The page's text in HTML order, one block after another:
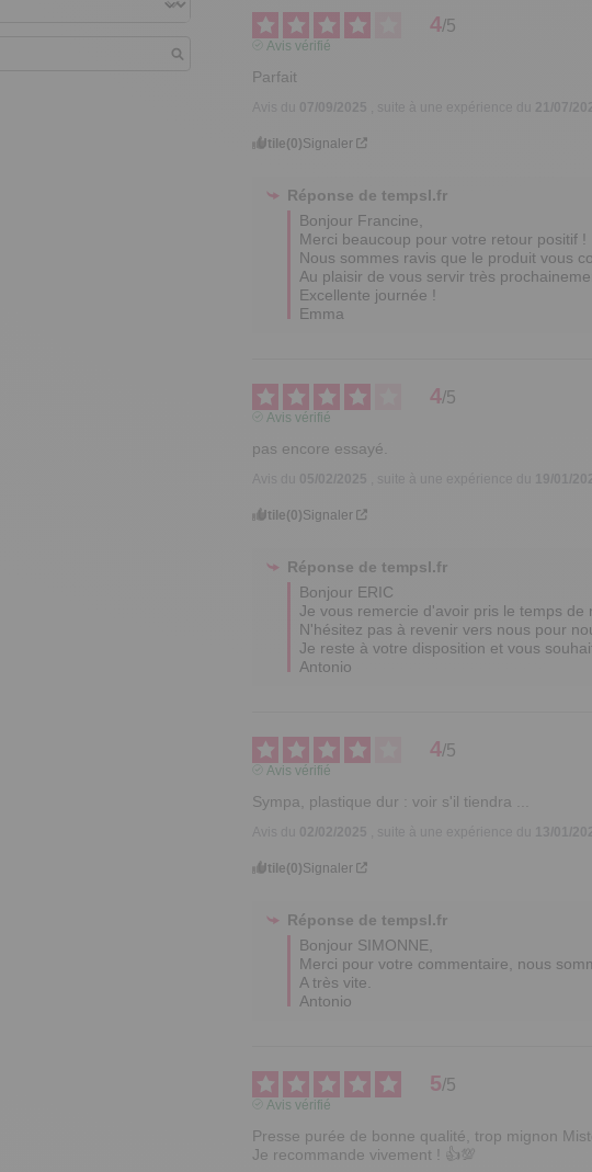
4/5
Avis vérifié
Parfait
07/09/2025 21/07/
Utile(0)Signaler
Réponse detempsl.fr
Bonjour Francine,
Merci beaucoup pour votre retour positif !
Nous sommes ravis que le produit vous
Au plaisir de vous servir très
Excellente journée !
Emma
4/5
Avis vérifié
pas encore essayé.
05/02/2025 , suite à une expérience du 19/01/
Utile(0)Signaler
Réponse detempsl.fr
Bonjour ERIC
Je vous remercie d'avoir pris le temps de
N'hésitez pas à revenir vers nous pour
Je reste à votre disposition et vous
Antonio
4/5
Avis vérifié
Sympa, plastique dur : voir s'il tiendra ...
Utile(0)Signaler
Réponse detempsl.fr
Bonjour SIMONNE,
Merci pour votre commentaire, nous
A très vite.
Antonio
5/5
Avis vérifié
Presse purée de bonne qualité, trop mignon
Je recommande vivement ! 👍💯